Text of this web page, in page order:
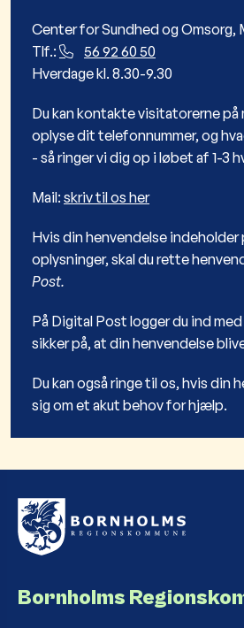
Center for Sundhed og Omsorg,
Tlf.:
56 92 60 50
Hverdage kl. 8.30-9.30
Du kan kontakte visitatorerne på
oplyse dit telefonnummer, og
- så ringer vi dig op i løbet af 1-3
Mail: skriv til os her
Hvis din henvendelse
oplysninger, skal du rette
Post.
På Digital Post logger du ind
sikker på, at din henvendelse
Du kan også ringe til os, hvis din
sig om et akut behov for hjælp.
Bornholms